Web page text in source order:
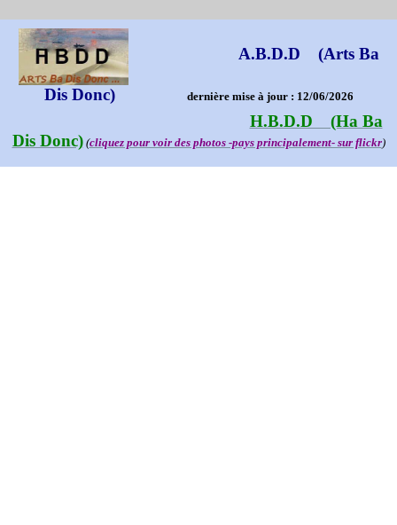
A.B.D.D (Arts Ba
Dis Donc) dernière mise à jour : 12/06/2026
H.B.D.D (Ha Ba
Dis Donc)(cliquez pour voir des photos -pays principalement- sur flickr)